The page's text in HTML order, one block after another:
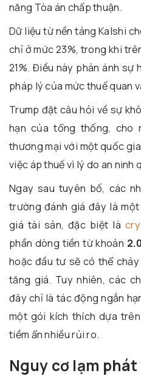
năng Tòa án chấp thuận.
Dữ liệu từ nền tảng Kalshi
chỉ ở mức 23%, trong khi
21%. Điều này phản ánh
pháp lý của mức thuế quan
Trump đặt câu hỏi về sự
hạn của tổng thống, cho
thương mại với một quốc
việc áp thuế vì lý do an ninh
Ngay sau tuyên bố, các
trường đánh giá đây là
giá tài sản, đặc biệt là
phần dòng tiền từ khoản
hoặc đầu tư sẽ có thể
tăng giá. Tuy nhiên, các
đây chỉ là tác động ngắn
một gói kích thích dựa
tiềm ẩn nhiều rủi ro.
Nguy cơ lạm